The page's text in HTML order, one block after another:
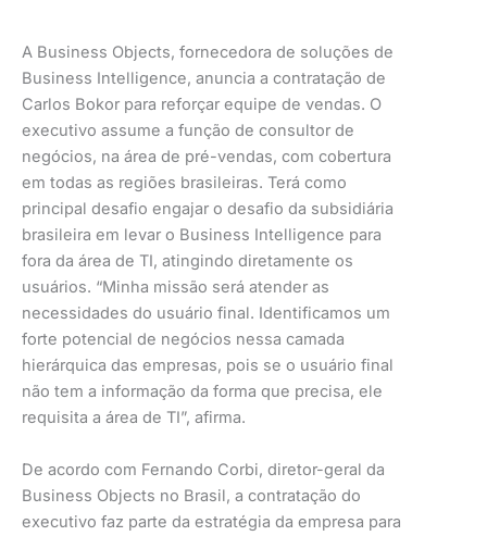
A Business Objects, fornecedora de soluções de
Business Intelligence, anuncia a contratação de
Carlos Bokor para reforçar equipe de vendas. O
executivo assume a função de consultor de
negócios, na área de pré-vendas, com cobertura
em todas as regiões brasileiras. Terá como
principal desafio engajar o desafio da subsidiária
brasileira em levar o Business Intelligence para
fora da área de TI, atingindo diretamente os
usuários. “Minha missão será atender as
necessidades do usuário final. Identificamos um
forte potencial de negócios nessa camada
hierárquica das empresas, pois se o usuário final
não tem a informação da forma que precisa, ele
requisita a área de TI”, afirma.
De acordo com Fernando Corbi, diretor-geral da
Business Objects no Brasil, a contratação do
executivo faz parte da estratégia da empresa para